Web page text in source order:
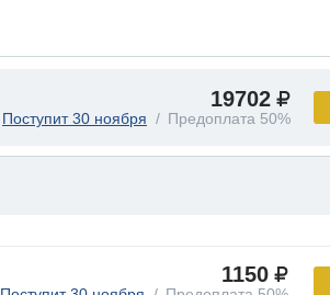
19702
Поступит 30 ноября Предоплата 50%
1150